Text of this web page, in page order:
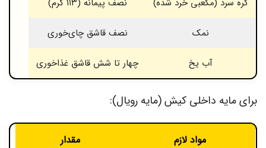
نمک نصف قاشق چای‌خوری
آب یخ چهار تا شش قاشق غذاخوری
برای مایه داخلی کیش (مایه رویال):
مواد لازم مقدار